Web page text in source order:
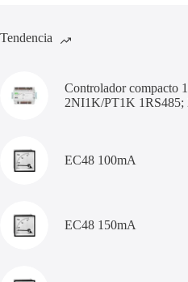
Tendencia
Controlador compacto
2NI1K/PT1K
EC48 100mA
EC48 150mA